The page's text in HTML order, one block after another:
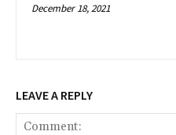
December 18, 2021
LEAVE A REPLY